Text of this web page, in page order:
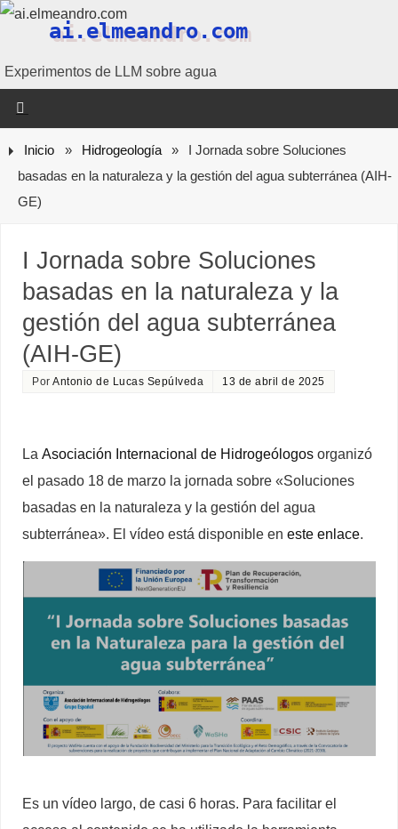
ai.elmeandro.com
Experimentos de LLM sobre agua
Inicio » Hidrogeología »
I Jornada sobre Soluciones
basadas en la naturaleza y la gestión del agua subterránea (AIH-
GE)
I Jornada sobre Soluciones
basadas en la naturaleza y la
gestión del agua subterránea
(AIH-GE)
PorAntonio de Lucas Sepúlveda 13 de abril de 2025
LaAsociación Internacional de Hidrogeólogos organizó
el pasado 18 de marzo la jornada sobre «Soluciones
basadas en la naturaleza y la gestión del agua
subterránea». El vídeo está disponible eneste enlace.
Es un vídeo largo, de casi 6 horas. Para facilitar el